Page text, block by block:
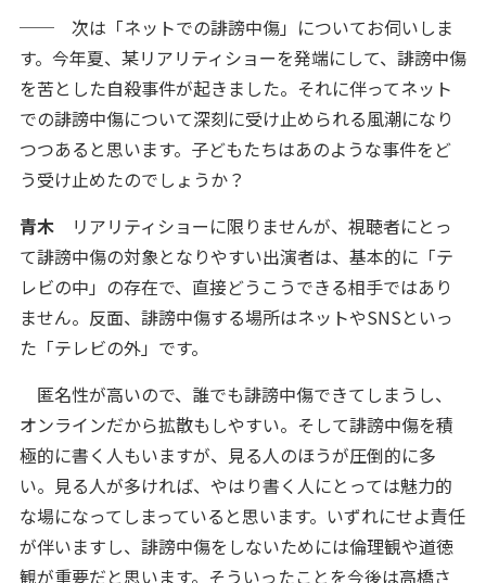
── 次は「ネットでの誹謗中傷」についてお伺いしま
す。今年夏、某リアリティショーを発端にして、誹謗中傷
を苦とした自殺事件が起きました。それに伴ってネット
での誹謗中傷について深刻に受け止められる風潮になり
つつあると思います。子どもたちはあのような事件をど
う受け止めたのでしょうか？
青木リアリティショーに限りませんが、視聴者にとっ
て誹謗中傷の対象となりやすい出演者は、基本的に「テ
レビの中」の存在で、直接どうこうできる相手ではあり
ません。反面、誹謗中傷する場所はネットやSNSといっ
た「テレビの外」です。
匿名性が高いので、誰でも誹謗中傷できてしまうし、
オンラインだから拡散もしやすい。そして誹謗中傷を積
極的に書く人もいますが、見る人のほうが圧倒的に多
い。見る人が多ければ、やはり書く人にとっては魅力的
な場になってしまっていると思います。いずれにせよ責任
が伴いますし、誹謗中傷をしないためには倫理観や道徳
観が重要だと思います。そういったことを今後は高橋さ